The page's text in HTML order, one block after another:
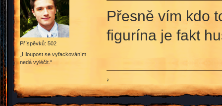
Příspěvků: 502
„Hloupost se vyfackováním
nedá vyléčit.“
Přesně vím kdo
figurína je fakt
♪